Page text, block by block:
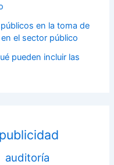
en la toma de
el sector público
pueden incluir las
auditoría